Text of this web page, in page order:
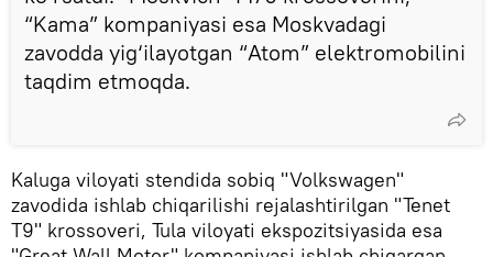
“Kama” kompaniyasi esa Moskvadagi
zavodda yig‘ilayotgan “Atom” elektromobilini
taqdim etmoqda.
Kaluga viloyati stendida sobiq "Volkswagen"
zavodida ishlab chiqarilishi rejalashtirilgan "Tenet
T9" krossoveri, Tula viloyati ekspozitsiyasida esa